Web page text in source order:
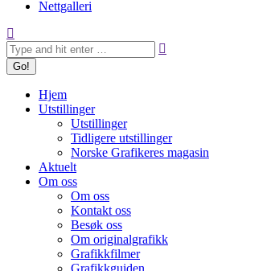
Nettgalleri
Search:
Hjem
Utstillinger
Utstillinger
Tidligere utstillinger
Norske Grafikeres magasin
Aktuelt
Om oss
Om oss
Kontakt oss
Besøk oss
Om originalgrafikk
Grafikkfilmer
Grafikkguiden